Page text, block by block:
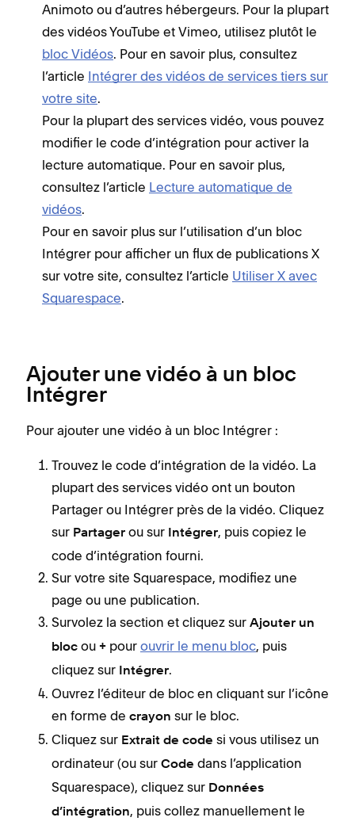
Animoto ou d’autres hébergeurs. Pour la plupart
des vidéos YouTube et Vimeo, utilisez plutôt le
bloc Vidéos. Pour en savoir plus, consultez
l’article Intégrer des vidéos de services tiers sur
votre site.
Pour la plupart des services vidéo, vous pouvez
modifier le code d’intégration pour activer la
lecture automatique. Pour en savoir plus,
consultez l’article Lecture automatique de
vidéos.
Pour en savoir plus sur l’utilisation d’un bloc
Intégrer pour afficher un flux de publications X
sur votre site, consultez l’article Utiliser X avec
Squarespace.
Ajouter une vidéo à un bloc
Intégrer
Pour ajouter une vidéo à un bloc Intégrer :
Trouvez le code d’intégration de la vidéo. La
plupart des services vidéo ont un bouton
Partager ou Intégrer près de la vidéo. Cliquez
sur Partager ou sur Intégrer, puis copiez le
code d’intégration fourni.
Sur votre site Squarespace, modifiez une
page ou une publication.
Survolez la section et cliquez sur Ajouter un
bloc ou + pour ouvrir le menu bloc, puis
cliquez sur
Intégrer.
Ouvrez l’éditeur de bloc en cliquant sur l’icône
en forme de crayon sur le bloc.
Cliquez sur Extrait de code si vous utilisez un
ordinateur (ou sur Code dans l’application
Squarespace), cliquez sur Données
d’intégration, puis collez manuellement le